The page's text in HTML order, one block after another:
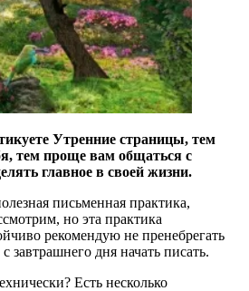
Утренние страницы, тем
тем проще вам общаться с
главное в своей жизни.
письменная практика,
но эта практика
рекомендую не пренебрегать
завтрашнего дня начать писать.
Есть несколько